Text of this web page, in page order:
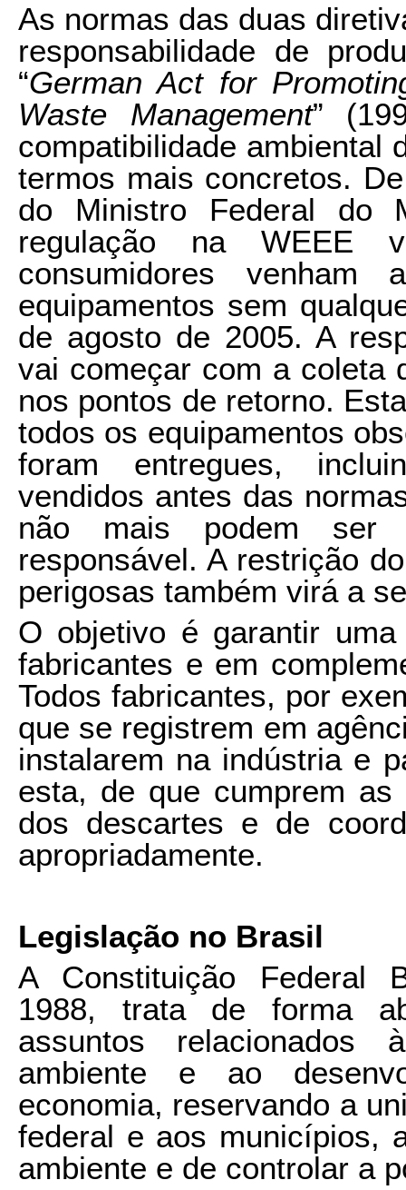
As normas das duas
responsabilidade de
“German Act for
Waste Management”
compatibilidade ambiental
termos mais concretos.
do Ministro Federal do
regulação na
consumidores
equipamentos sem
de agosto de 2005. A
vai começar com a coleta
nos pontos de retorno.
todos os equipamentos
foram entregues,
vendidos antes das
não mais podem ser
responsável. A restrição
perigosas também virá a
O objetivo é garantir
fabricantes e em
Todos fabricantes, por
que se registrem em
instalarem na indústria e
esta, de que cumprem
dos descartes e de
apropriadamente.
Legislação no Brasil
A Constituição Federal
1988, trata de forma
assuntos relacionados
ambiente e ao
economia, reservando a
federal e aos municípios,
ambiente e de controlar a